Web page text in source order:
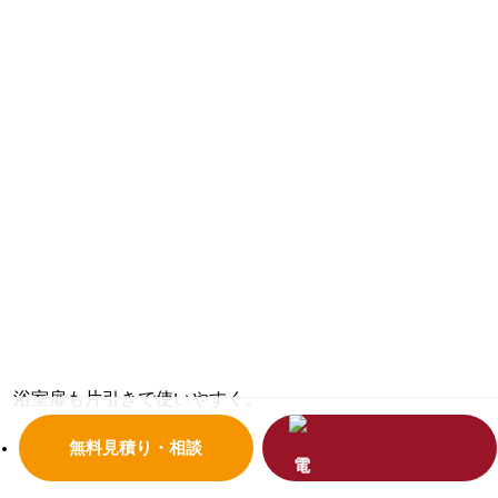
無料見積り・相談
浴室扉も片引きで使いやすく。